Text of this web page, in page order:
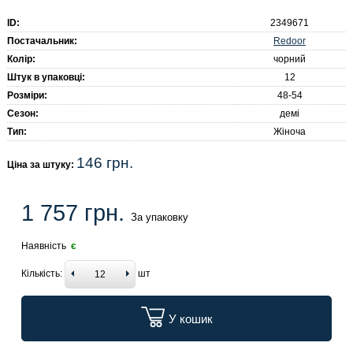
ID:
2349671
Постачальник:
Redoor
Колір:
чорний
Штук в упаковці:
12
Розміри:
48-54
Сезон:
демі
Тип:
Жіноча
Ціна за штуку: 146 грн.
1 757 грн. За упаковку
Наявність є
Кількість: шт
У кошик